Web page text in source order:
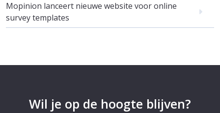
Mopinion lanceert nieuwe website voor online
survey templates
Wil je op de hoogte blijven?